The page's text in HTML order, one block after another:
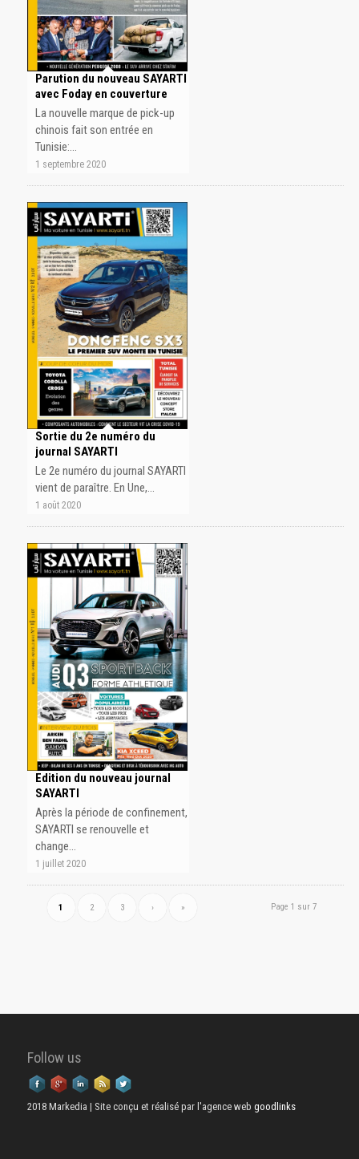
Parution du nouveau SAYARTI
avec Foday en couverture
La nouvelle marque de pick-up
chinois fait son entrée en
Tunisie:…
1 septembre 2020
Sortie du 2e numéro du
journal SAYARTI
Le 2e numéro du journal SAYARTI
vient de paraître. En Une,…
1 août 2020
Edition du nouveau journal
SAYARTI
Après la période de confinement,
SAYARTI se renouvelle et
change…
1 juillet 2020
Page 1 sur 7
1 2 3 › »
Follow us
2018 Markedia | Site conçu et réalisé par l'agence web goodlinks